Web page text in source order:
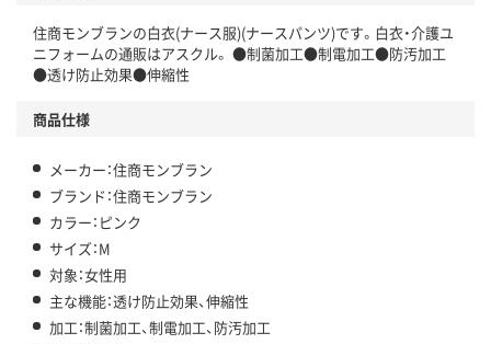
住商モンブランの白衣(ナース服)(ナースパンツ)です。白衣・介護ユ
ニフォームの通販はアスクル。 ●制菌加工●制電加工●防汚加工
●透け防止効果●伸縮性
商品仕様
メーカー：住商モンブラン
ブランド：住商モンブラン
カラー：ピンク
サイズ：M
対象：女性用
主な機能：透け防止効果、伸縮性
加工：制菌加工、制電加工、防汚加工